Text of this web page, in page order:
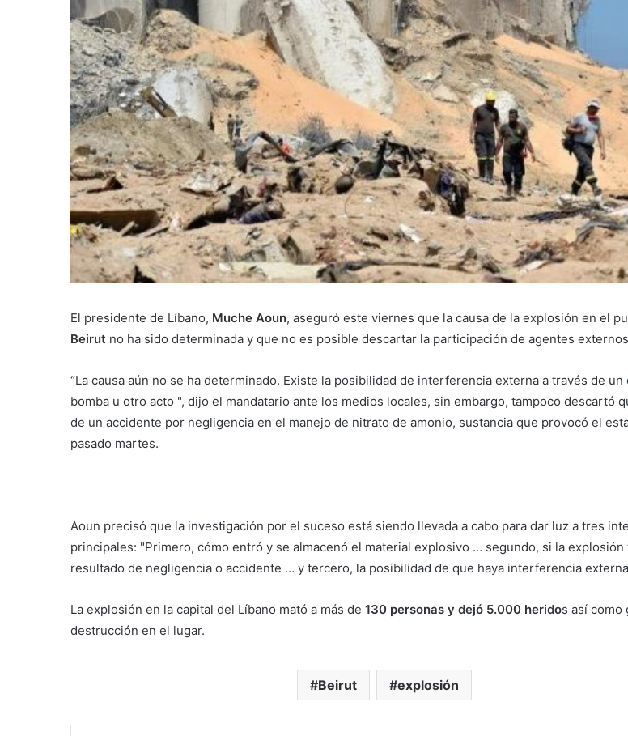
El presidente de Líbano, Muche Aoun, aseguró este viernes que la causa de la explosión en el
Beirut no ha sido determinada y que no es posible descartar la participación de agentes
“La causa aún no se ha determinado. Existe la posibilidad de interferencia externa a través de un
bomba u otro acto ", dijo el mandatario ante los medios locales, sin embargo, tampoco descartó
de un accidente por negligencia en el manejo de nitrato de amonio, sustancia que provocó el
pasado martes.
Aoun precisó que la investigación por el suceso está siendo llevada a cabo para dar luz a tres
principales: "Primero, cómo entró y se almacenó el material explosivo … segundo, si la explosión
resultado de negligencia o accidente … y tercero, la posibilidad de que haya interferencia
La explosión en la capital del Líbano mató a más de 130 personas y dejó 5.000 heridos así como
destrucción en el lugar.
Beirut explosión